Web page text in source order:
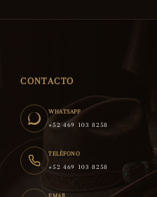
CONTACTO
WHATSAPP
+52 469 103 8258
TELÉFONO
+52 469 103 8258
EMAIL